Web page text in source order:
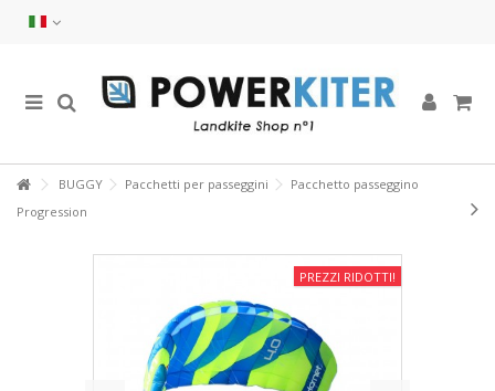
BUGGY Pacchetti per passeggini
Pacchetto passeggino
Progression
PREZZI RIDOTTI!